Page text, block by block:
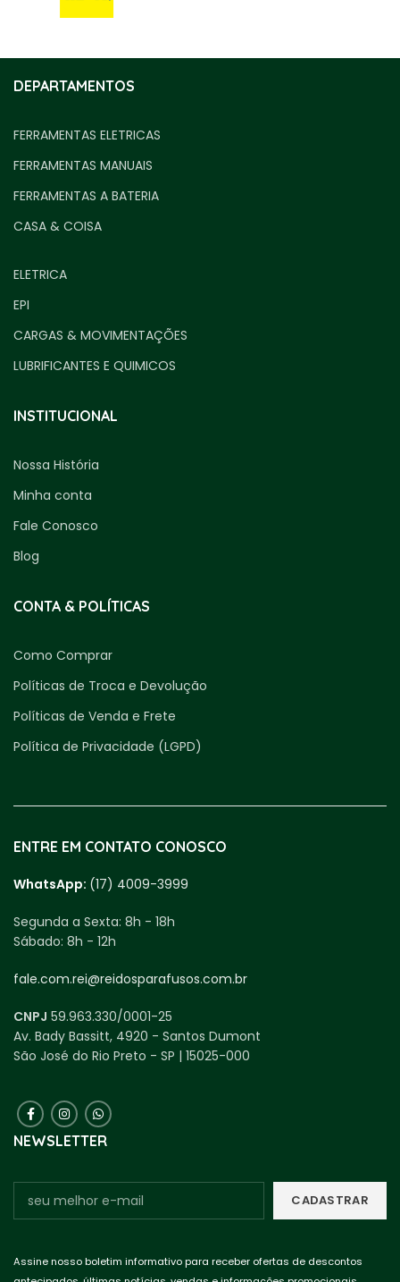
DEPARTAMENTOS
FERRAMENTAS ELETRICAS
FERRAMENTAS MANUAIS
FERRAMENTAS A BATERIA
CASA & COISA
ELETRICA
EPI
CARGAS & MOVIMENTAÇÕES
LUBRIFICANTES E QUIMICOS
INSTITUCIONAL
Nossa História
Minha conta
Fale Conosco
Blog
CONTA & POLÍTICAS
Como Comprar
Políticas de Troca e Devolução
Políticas de Venda e Frete
Política de Privacidade (LGPD)
ENTRE EM CONTATO CONOSCO
WhatsApp: (17) 4009-3999
Segunda a Sexta: 8h - 18h
Sábado: 8h - 12h
fale.com.rei@reidosparafusos.com.br
CNPJ 59.963.330/0001-25
Av. Bady Bassitt, 4920 - Santos Dumont
São José do Rio Preto - SP | 15025-000
NEWSLETTER
Assine nosso boletim informativo para receber ofertas de descontos